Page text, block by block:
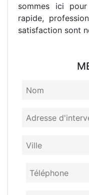
sommes ici
rapide,
satisfaction sont